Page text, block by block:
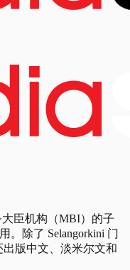
大臣机构（MBI）的子
。除了 Selangorkini 门
出版中文、淡米尔文和